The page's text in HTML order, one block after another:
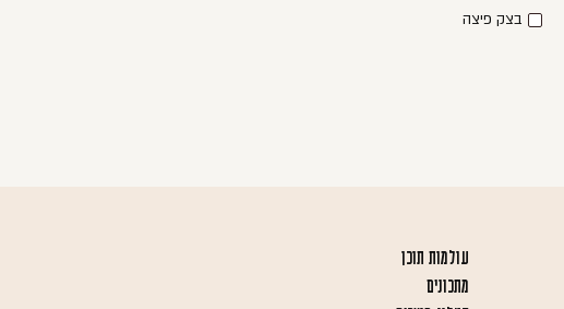
בצק פיצה
חלת דבש
עולמות תוכן
מתכונים